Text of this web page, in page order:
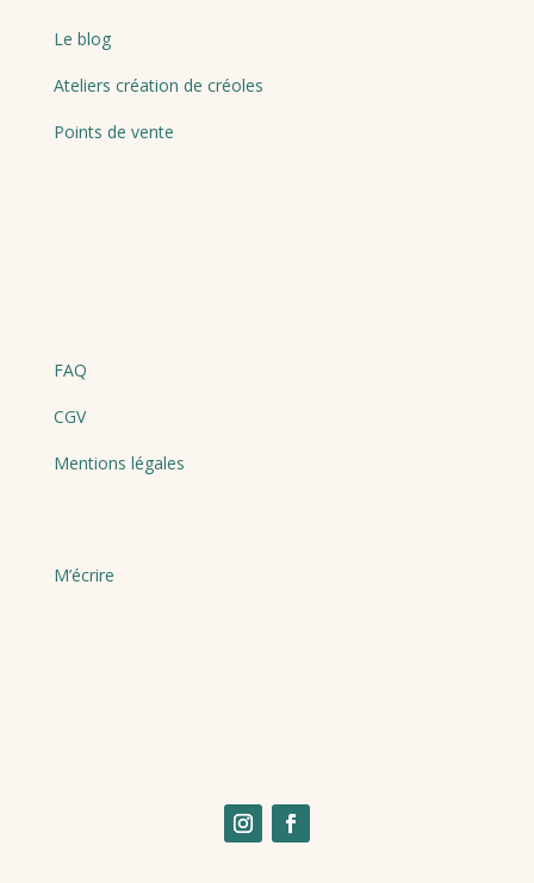
Le blog
Ateliers création de créoles
Points de vente
FAQ
CGV
Mentions légales
M’écrire